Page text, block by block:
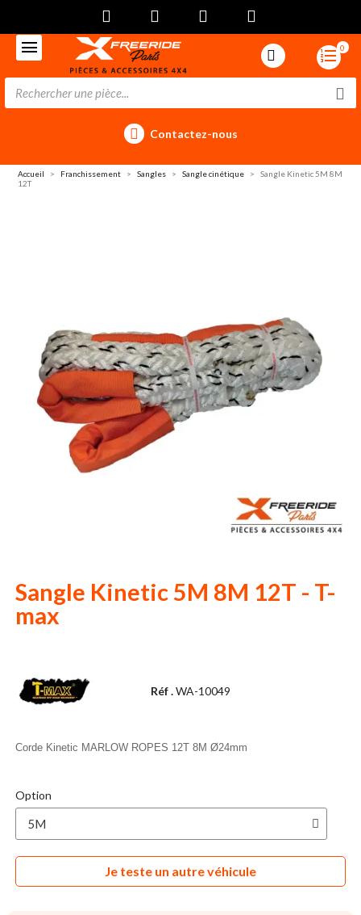
0
Contactez-nous
Accueil Franchissement Sangles Sangle cinétique
Sangle Kinetic 5M 8M
12T
Sangle Kinetic 5M 8M 12T - T-
max
Réf .WA-10049
Corde Kinetic MARLOW ROPES 12T 8M Ø24mm
Option
Je teste un autre véhicule